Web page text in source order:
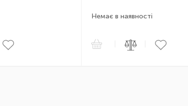
Немає в наявності